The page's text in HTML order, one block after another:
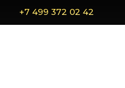
+7 499 372 02 42